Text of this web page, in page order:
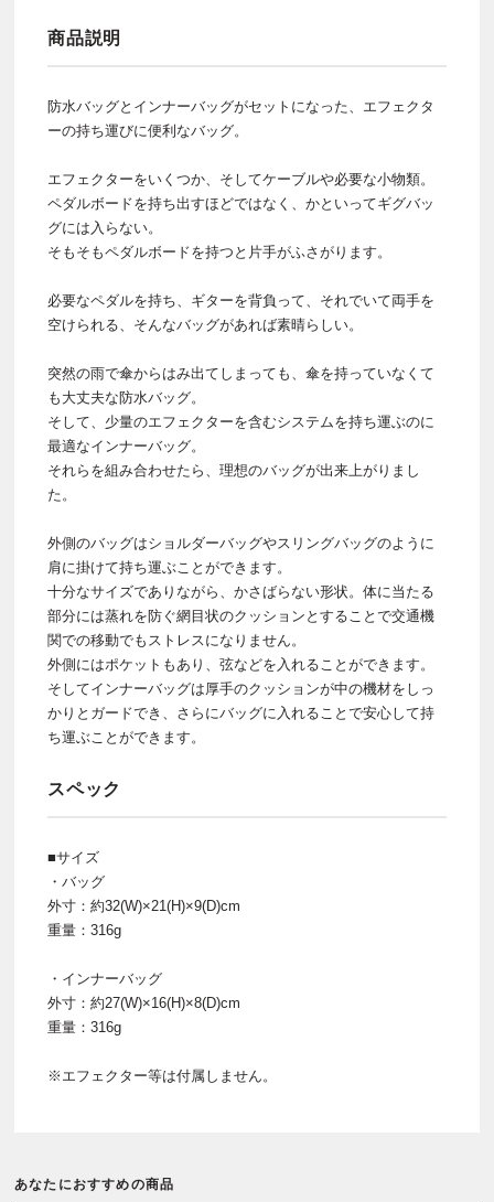
商品説明
防水バッグとインナーバッグがセットになった、エフェクタ
ーの持ち運びに便利なバッグ。
エフェクターをいくつか、そしてケーブルや必要な小物類。
ペダルボードを持ち出すほどではなく、かといってギグバッ
グには入らない。
そもそもペダルボードを持つと片手がふさがります。
必要なペダルを持ち、ギターを背負って、それでいて両手を
空けられる、そんなバッグがあれば素晴らしい。
突然の雨で傘からはみ出てしまっても、傘を持っていなくて
も大丈夫な防水バッグ。
そして、少量のエフェクターを含むシステムを持ち運ぶのに
最適なインナーバッグ。
それらを組み合わせたら、理想のバッグが出来上がりまし
た。
外側のバッグはショルダーバッグやスリングバッグのように
肩に掛けて持ち運ぶことができます。
十分なサイズでありながら、かさばらない形状。体に当たる
部分には蒸れを防ぐ網目状のクッションとすることで交通機
関での移動でもストレスになりません。
外側にはポケットもあり、弦などを入れることができます。
そしてインナーバッグは厚手のクッションが中の機材をしっ
かりとガードでき、さらにバッグに入れることで安心して持
ち運ぶことができます。
スペック
■サイズ
・バッグ
外寸：約32(W)×21(H)×9(D)cm
重量：316g
・インナーバッグ
外寸：約27(W)×16(H)×8(D)cm
重量：316g
※エフェクター等は付属しません。
あなたにおすすめの商品